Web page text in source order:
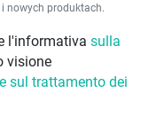
nowych produktach.
l'informativa sulla
visione
sul trattamento dei